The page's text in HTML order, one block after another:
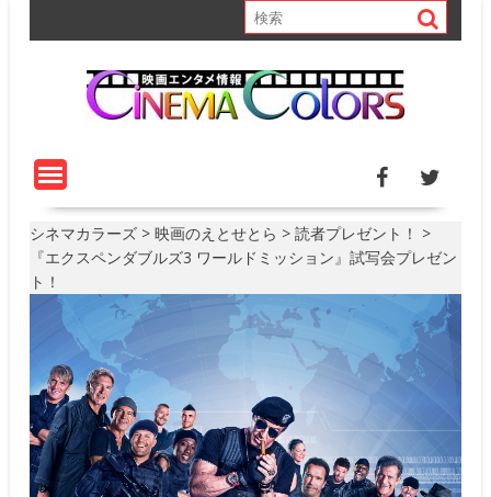
シネマカラーズ >映画のえとせとら >読者プレゼント！ >
『エクスペンダブルズ3 ワールドミッション』試写会プレゼン
ト！